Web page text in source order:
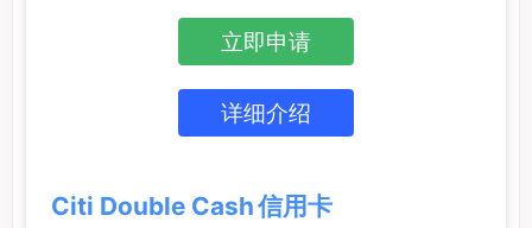
立即申请
详细介绍
Citi Double Cash 信用卡